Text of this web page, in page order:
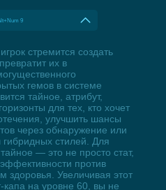
9
стремится создать
их в
гемов в системе
тайное, атрибут,
для тех, кто хочет
улучшить шансы
через обнаружение или
гибридных стилей. Для
— это не просто стат,
против
здоровья. Увеличивая этот
на уровне 60, вы не